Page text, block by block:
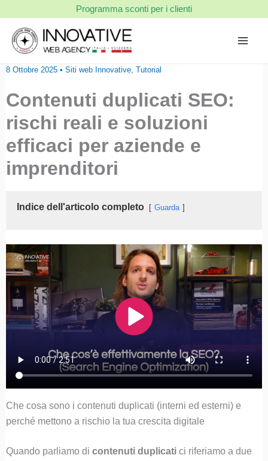
contenuto
Programma sconti per i clienti
8 Ottobre 2025 • Siti web Innovative, Tutorial
Contenuti duplicati SEO:
rischi reali e soluzioni
efficaci per aziende e
imprenditori
Indice dell'articolo completo Guarda
Che cosa sono i contenuti duplicati (interni ed esterni) e
perché mettono a rischio la tua crescita digitale
Quando parliamo di contenuti duplicatici riferiamo a due